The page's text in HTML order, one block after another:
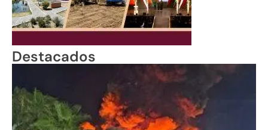
Destacados